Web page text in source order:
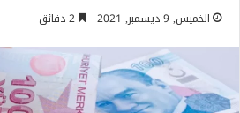
الخميس, 9 ديسمبر, 2021